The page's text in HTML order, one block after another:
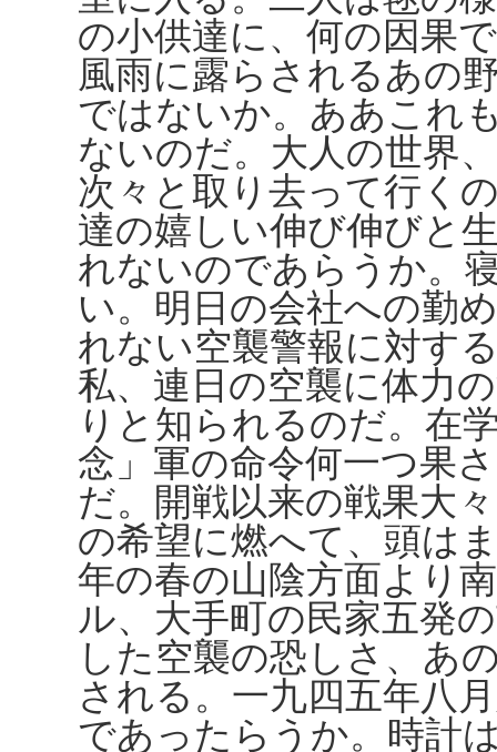
の小供達に、何の因果
風雨に露らされるあの
ではないか。ああこれ
ないのだ。大人の世界
次々と取り去って行く
達の嬉しい伸び伸びと
れないのであらうか。
い。明日の会社への勤
れない空襲警報に対す
私、連日の空襲に体力
りと知られるのだ。在
念」軍の命令何一つ果
だ。開戦以来の戦果大
の希望に燃へて、頭は
年の春の山陰方面より
ル、大手町の民家五発
した空襲の恐しさ、あ
される。一九四五年八
であったらうか。時計